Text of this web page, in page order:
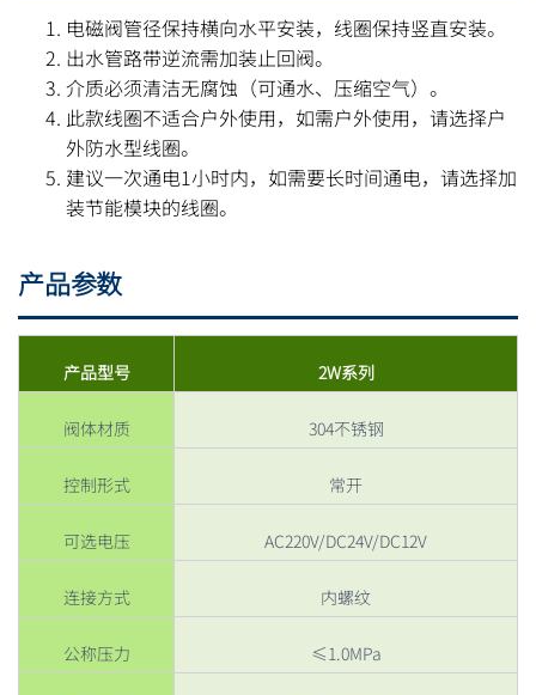
电磁阀管径保持横向水平安装，线圈保持竖直安装。
出水管路带逆流需加装止回阀。
介质必须清洁无腐蚀（可通水、压缩空气）。
此款线圈不适合户外使用，如需户外使用，请选择户
外防水型线圈。
建议一次通电1小时内，如需要长时间通电，请选择加
装节能模块的线圈。
产品参数
产品型号 2W系列
阀体材质 304不锈钢
控制形式 常开
可选电压 AC220V/DC24V/DC12V
连接方式 内螺纹
公称压力 ≤1.0MPa